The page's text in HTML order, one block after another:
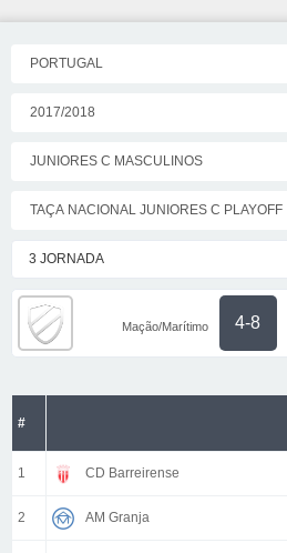
PORTUGAL
2017/2018
JUNIORES C MASCULINOS
TAÇA NACIONAL JUNIORES C PLAYOFF
3 JORNADA
Mação/Marítimo 4-8
#
1 CD Barreirense
2 AM Granja